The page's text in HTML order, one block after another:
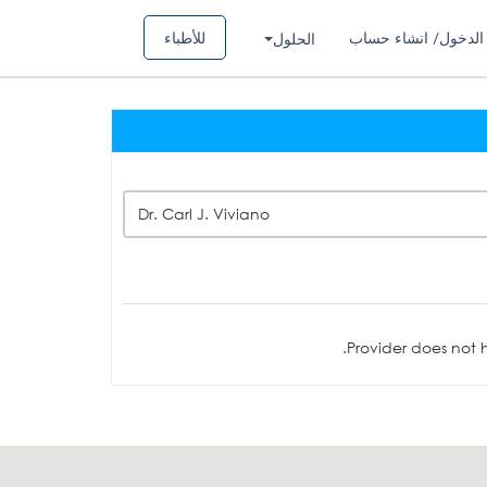
للأطباء الحلول انشاء حساب
Dr. Carl J. Viviano
Provider does not